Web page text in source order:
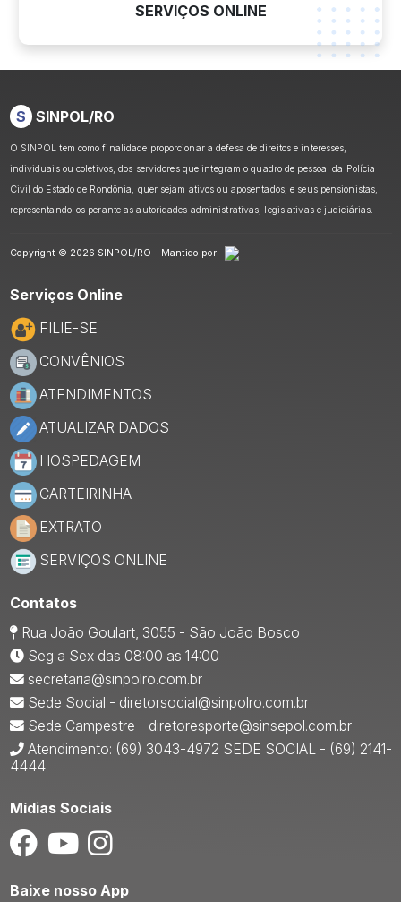
SERVIÇOS ONLINE
S SINPOL/RO
O SINPOL tem como finalidade proporcionar a defesa de direitos e interesses,
individuais ou coletivos, dos servidores que integram o quadro de pessoal da Polícia
Civil do Estado de Rondônia, quer sejam ativos ou aposentados, e seus pensionistas,
representando-os perante as autoridades administrativas, legislativas e judiciárias.
Copyright © 2026 SINPOL/RO - Mantido por:
Serviços Online
FILIE-SE
CONVÊNIOS
ATENDIMENTOS
ATUALIZAR DADOS
HOSPEDAGEM
CARTEIRINHA
EXTRATO
SERVIÇOS ONLINE
Contatos
Rua João Goulart, 3055 - São João Bosco
Seg a Sex das 08:00 as 14:00
secretaria@sinpolro.com.br
Sede Social - diretorsocial@sinpolro.com.br
Sede Campestre - diretoresporte@sinsepol.com.br
Atendimento: (69) 3043-4972 SEDE SOCIAL - (69) 2141-
4444
Mídias Sociais
Baixe nosso App